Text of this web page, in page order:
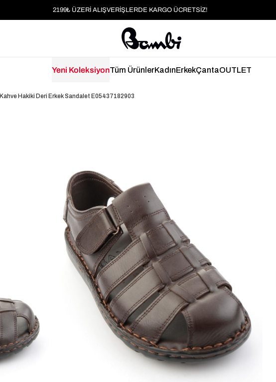
MOBİL UYGULAMAYA ÖZEL İLK ALIŞVERİŞİNİZE %5 İNDİRİM
HER SİPARİŞTE %2 PARAPUAN
2199₺ ÜZERİ ALIŞVERİŞLERDE KARGO ÜCRETSİZ!
Yeni KoleksiyonTüm ÜrünlerKadınErkekÇantaOUTLET
Kahve Hakiki Deri Erkek Sandalet E05437182903